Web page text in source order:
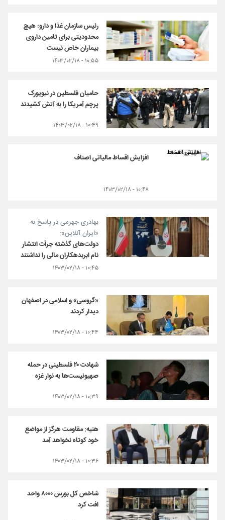
رئیس سازمان غذا و دارو: هیچ
محدودیتی برای تامین داروی
بیماران خاص نیست
۱۰:۵۵ - ۱۴۰۳/۰۲/۱۸
حامیان فلسطین در نیویورک
پرچم آمریکا را به آتش کشیدند
۱۰:۴۹ - ۱۴۰۳/۰۲/۱۸
افزایش اقساط مالیاتی اصناف
۱۰:۴۸ - ۱۴۰۳/۰۲/۱۸
بهادری جهرمی در پاسخ به
«ایران آنلاین»:
دولت‌های گذشته جرأت انتشار
نام ابربدهکاران مالی را نداشتند
۱۰:۴۵ - ۱۴۰۳/۰۲/۱۸
«گروسی» و اسلامی در اصفهان
دیدار کردند
۱۰:۴۴ - ۱۴۰۳/۰۲/۱۸
شهادت ۲۰ فلسطینی در حمله
صهیونیست‌ها به نوار غزه
۱۰:۳۹ - ۱۴۰۳/۰۲/۱۸
هنیه: مقاومت هرگز از مواضع
خود کوتاه نخواهد آمد
۱۰:۳۶ - ۱۴۰۳/۰۲/۱۸
شاخص کل بورس ۸۰۰۰ واحد
افت کرد